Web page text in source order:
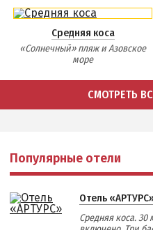
Средняя коса
«Солнечный» пляж и Азовское
море
СМОТРЕТЬ
Популярные отели
Отель
Средняя коса.